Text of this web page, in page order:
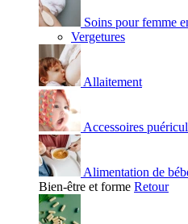
Soins pour femme
Vergetures
Allaitement
Accessoires
Alimentation de
Bien-être et forme Retour